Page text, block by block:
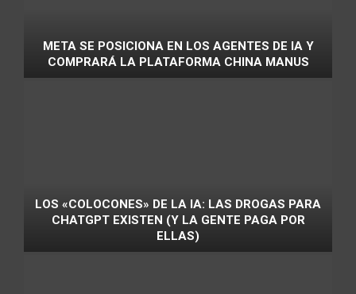
META SE POSICIONA EN LOS AGENTES DE IA Y
COMPRARÁ LA PLATAFORMA CHINA MANUS
LOS «COLOCONES» DE LA IA: LAS DROGAS PARA
CHATGPT EXISTEN (Y LA GENTE PAGA POR
ELLAS)